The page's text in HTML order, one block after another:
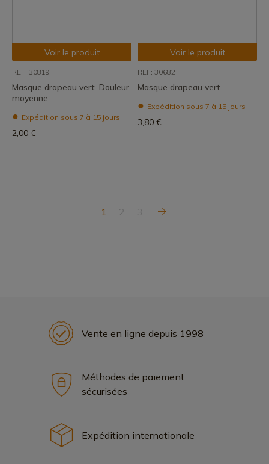
Voir le produit
REF: 30819
Masque drapeau vert. Douleur
moyenne.
Expédition sous 7 à 15 jours
2,00 €
Voir le produit
REF: 30682
Masque drapeau vert.
Expédition sous 7 à 15 jours
3,80 €
1 2 3
Vente en ligne depuis 1998
Méthodes de paiement
sécurisées
Expédition internationale